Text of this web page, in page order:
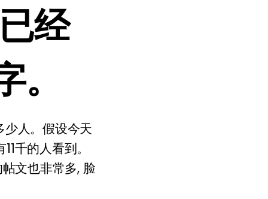
经
人。假设今天
千的人看到。
文也非常多, 脸